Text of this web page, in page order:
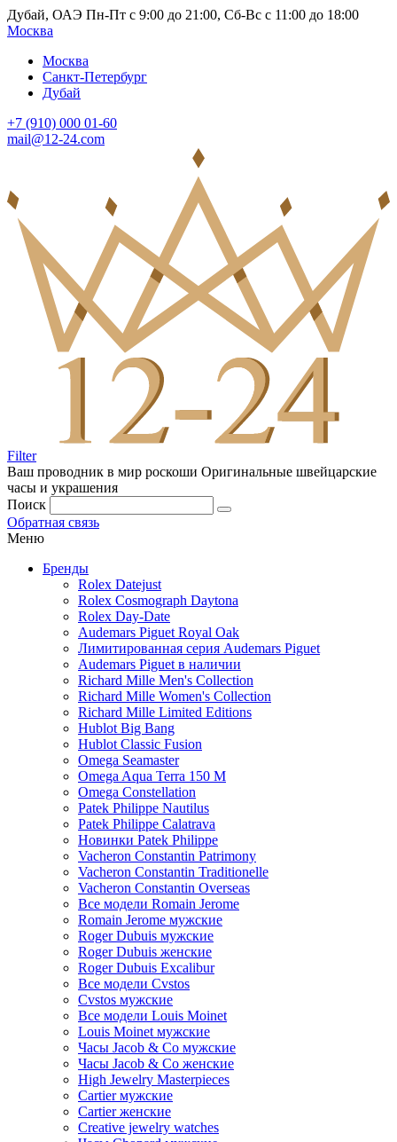
Дубай, ОАЭ Пн-Пт с 9:00 до 21:00, Сб-Вс с 11:00 до 18:00
Москва
Москва
Санкт-Петербург
Дубай
+7 (910) 000 01-60
mail@12-24.com
Filter
Ваш проводник в мир роскоши Оригинальные швейцарские
часы и украшения
Поиск
Обратная связь
Меню
Бренды
Rolex Datejust
Rolex Cosmograph Daytona
Rolex Day-Date
Audemars Piguet Royal Oak
Лимитированная серия Audemars Piguet
Audemars Piguet в наличии
Richard Mille Men's Collection
Richard Mille Women's Collection
Richard Mille Limited Editions
Hublot Big Bang
Hublot Classic Fusion
Omega Seamaster
Omega Aqua Terra 150 M
Omega Constellation
Patek Philippe Nautilus
Patek Philippe Calatrava
Новинки Patek Philippe
Vacheron Constantin Patrimony
Vacheron Constantin Traditionelle
Vacheron Constantin Overseas
Все модели Romain Jerome
Romain Jerome мужские
Roger Dubuis мужские
Roger Dubuis женские
Roger Dubuis Excalibur
Все модели Cvstos
Cvstos мужские
Все модели Louis Moinet
Louis Moinet мужские
Часы Jacob & Co мужские
Часы Jacob & Co женские
High Jewelry Masterpieces
Cartier мужские
Cartier женские
Creative jewelry watches